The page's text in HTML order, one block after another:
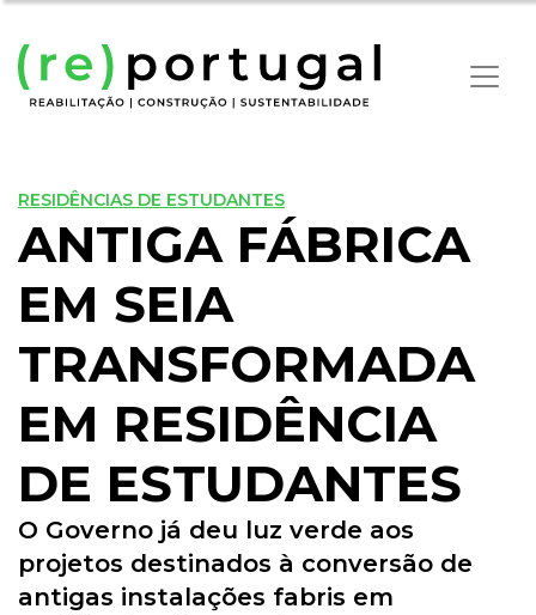
RESIDÊNCIAS DE ESTUDANTES
ANTIGA FÁBRICA
EM SEIA
TRANSFORMADA
EM RESIDÊNCIA
DE ESTUDANTES
O Governo já deu luz verde aos
projetos destinados à conversão de
antigas instalações fabris em